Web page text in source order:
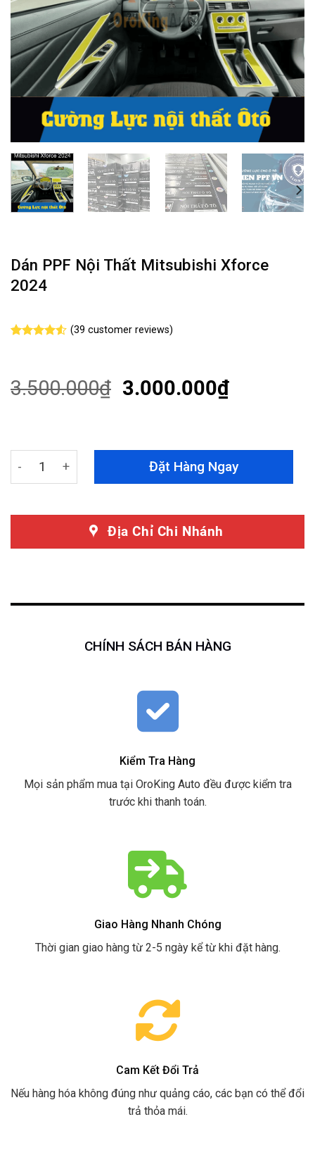
Dán PPF Nội Thất Mitsubishi Xforce
2024
customer
ratings
(39 customer reviews)
3.500.000₫ 3.000.000₫
Dán PPF Nội Thất Mitsubishi Xforce 2024 quantity
Đặt Hàng Ngay
Địa Chỉ Chi Nhánh
CHÍNH SÁCH BÁN HÀNG
Kiểm Tra Hàng
Mọi sản phẩm mua tại OroKing Auto đều được kiểm tra
trước khi thanh toán.
Giao Hàng Nhanh Chóng
Thời gian giao hàng từ 2-5 ngày kể từ khi đặt hàng.
Cam Kết Đổi Trả
Nếu hàng hóa không đúng như quảng cáo, các bạn có thể đổi
trả thỏa mái.